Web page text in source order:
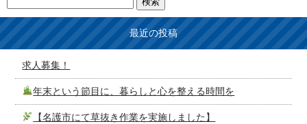
最近の投稿
求人募集！
年末という節目に、暮らしと心を整える時間を
【名護市にて草抜き作業を実施しました】